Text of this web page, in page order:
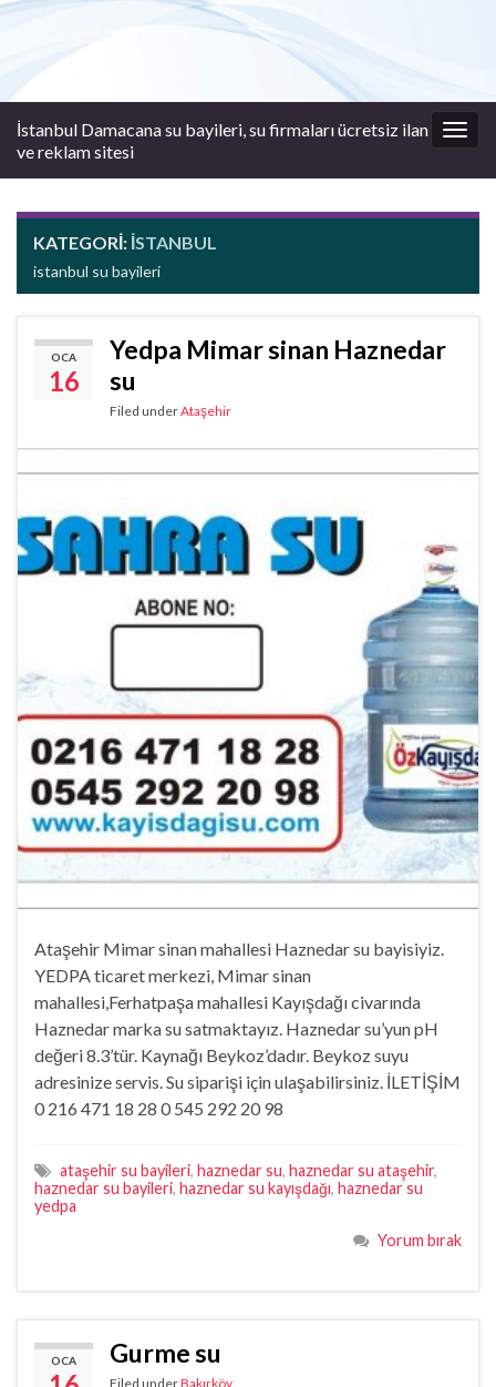
İstanbul Damacana su bayileri, su firmaları ücretsiz ilan
ve reklam sitesi
KATEGORI: İSTANBUL
istanbul su bayileri
OCA
16
Yedpa Mimar sinan Haznedar
su
Filed underAtaşehir
Ataşehir Mimar sinan mahallesi Haznedar su bayisiyiz.
YEDPA ticaret merkezi, Mimar sinan
mahallesi,Ferhatpaşa mahallesi Kayışdağı civarında
Haznedar marka su satmaktayız. Haznedar su’yun pH
değeri 8.3’tür. Kaynağı Beykoz’dadır. Beykoz suyu
adresinize servis. Su siparişi için ulaşabilirsiniz. İLETİŞİM
0 216 471 18 28 0 545 292 20 98
ataşehir su bayileri, haznedar su, haznedar su ataşehir,
haznedar su bayileri, haznedar su kayışdağı, haznedar su
yedpa
Yorum bırak
OCA Gurme su
Filed underBakırköy